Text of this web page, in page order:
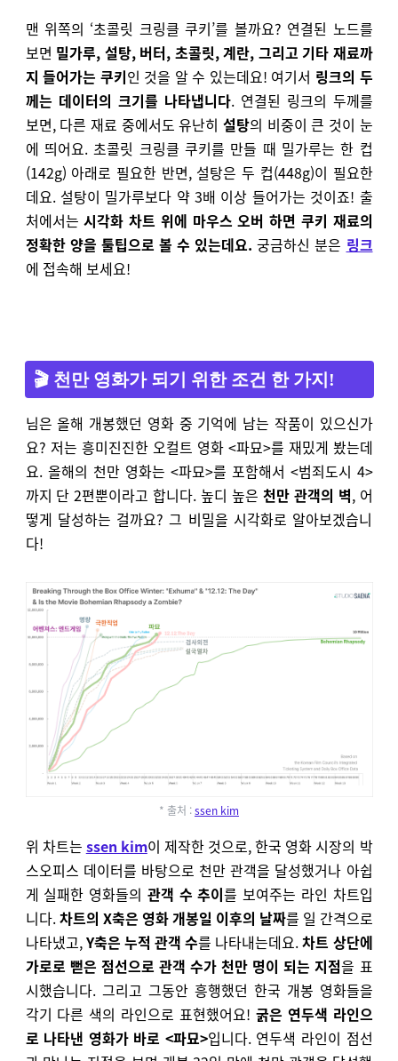
맨 위쪽의 ‘초콜릿 크링클 쿠키’를 볼까요? 연결된 노드를
보면 밀가루, 설탕, 버터, 초콜릿, 계란, 그리고 기타 재료까
지 들어가는 쿠키인 것을 알 수 있는데요! 여기서 링크의 두
께는 데이터의 크기를 나타냅니다. 연결된 링크의 두께를
보면, 다른 재료 중에서도 유난히 설탕의 비중이 큰 것이 눈
에 띄어요. 초콜릿 크링클 쿠키를 만들 때 밀가루는 한 컵
(142g) 아래로 필요한 반면, 설탕은 두 컵(448g)이 필요한
데요. 설탕이 밀가루보다 약 3배 이상 들어가는 것이죠! 출
처에서는시각화 차트 위에 마우스 오버 하면 쿠키 재료의
정확한 양을 툴팁으로 볼 수 있는데요.궁금하신 분은 링크
에 접속해 보세요!
🎬 천만 영화가 되기 위한 조건 한 가지!
님은 올해 개봉했던 영화 중 기억에 남는 작품이 있으신가
요? 저는 흥미진진한 오컬트 영화 <파묘>를 재밌게 봤는데
요. 올해의 천만 영화는 <파묘>를 포함해서 <범죄도시 4>
까지 단 2편뿐이라고 합니다. 높디 높은 천만 관객의 벽, 어
떻게 달성하는 걸까요? 그 비밀을 시각화로 알아보겠습니
다!
* 출처 :ssen kim
위 차트는 ssen kim이 제작한 것으로,한국 영화 시장의 박
스오피스 데이터를 바탕으로 천만 관객을 달성했거나 아쉽
게 실패한 영화들의 관객 수 추이를 보여주는 라인 차트입
니다.차트의 X축은 영화 개봉일 이후의 날짜를 일 간격으로
나타냈고,Y축은 누적 관객 수를 나타내는데요.차트 상단에
가로로 뻗은 점선으로 관객 수가 천만 명이 되는 지점을 표
시했습니다. 그리고 그동안 흥행했던 한국 개봉 영화들을
각기 다른 색의 라인으로 표현했어요! 굵은 연두색 라인으
로 나타낸 영화가 바로 <파묘>입니다. 연두색 라인이 점선